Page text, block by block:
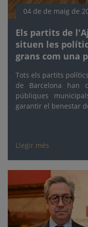
04 de de maig de
Els partits de
situen les
grans com una
Tots els partits
de Barcelona han
públiques
garantir el benestar
Llegir més